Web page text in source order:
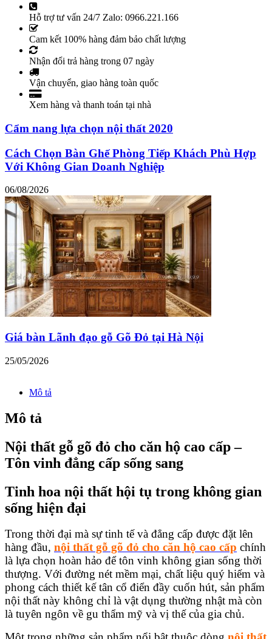
Hỗ trợ tư vấn 24/7 Zalo: 0966.221.166
Cam kết 100% hàng đảm bảo chất lượng
Nhận đổi trả hàng trong 07 ngày
Vận chuyển, giao hàng toàn quốc
Xem hàng và thanh toán tại nhà
Cẩm nang lựa chọn nội thất 2020
Cách Chọn Bàn Ghế Phòng Tiếp Khách Phù Hợp
Với Không Gian Doanh Nghiệp
06/08/2026
Giá bàn Lãnh đạo gỗ Gõ Đỏ tại Hà Nội
25/05/2026
Mô tả
Mô tả
Nội thất gỗ gõ đỏ cho căn hộ cao cấp –
Tôn vinh đẳng cấp sống sang
Tinh hoa nội thất hội tụ trong không gian
sống hiện đại
Trong thời đại mà sự tinh tế và đẳng cấp được đặt lên
hàng đầu, nội thất gỗ gõ đỏ cho căn hộ cao cấp chính
là lựa chọn hoàn hảo để tôn vinh không gian sống thời
thượng. Với đường nét mềm mại, chất liệu quý hiếm và
phong cách thiết kế tân cổ điển đầy cuốn hút, sản phẩm
nội thất này không chỉ là vật dụng thường nhật mà còn
là tuyên ngôn về gu thẩm mỹ và vị thế của gia chủ.